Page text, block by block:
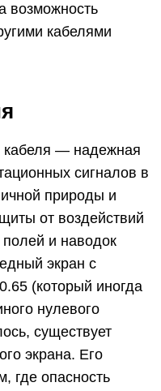
возможность
кабелями
кабеля — надежная
сигналов в
природы и
от воздействий
и наводок
экран с
(который иногда
нулевого
существует
экрана. Его
где опасность